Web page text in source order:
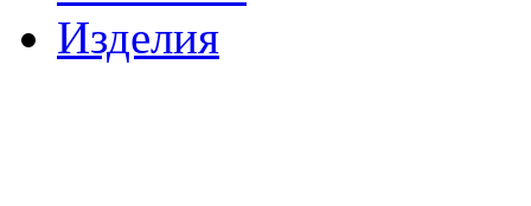
Изделия